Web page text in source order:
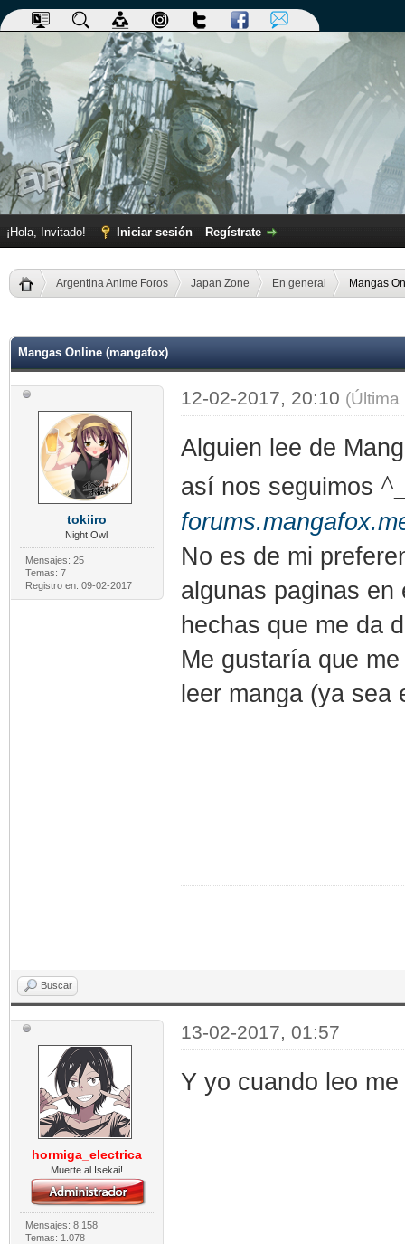
¡Hola, Invitado! Iniciar sesión Regístrate
Argentina Anime Foros Japan Zone En general Mangas
Mangas Online (mangafox)
tokiiro
Night Owl
Mensajes: 25
Temas: 7
Registro en: 09-02-2017
12-02-2017, 20:10
Alguien lee de
así nos seguimos
No es de mi
algunas paginas
hechas que me da
Me gustaría que
leer manga (ya sea
Buscar
hormiga_electrica
Muerte al Isekai!
Mensajes: 8.158
Temas: 1.078
13-02-2017, 01:57
Y yo cuando leo